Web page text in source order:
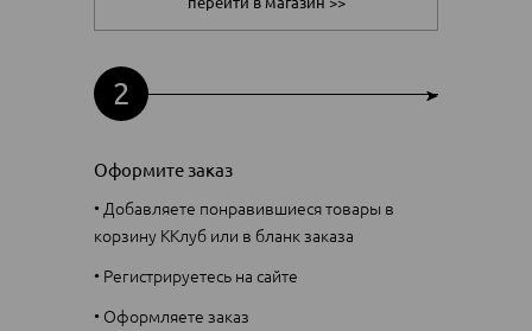
2
Оформите заказ
• Добавляете понравившиеся товары в
корзину ККлуб или в бланк заказа
• Регистрируетесь на сайте
• Оформляете заказ